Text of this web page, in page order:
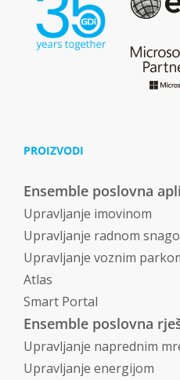
PROIZVODI
Ensemble poslovna
Upravljanje imovinom
Upravljanje radnom
Upravljanje voznim
Atlas
Smart Portal
Ensemble poslovna
Upravljanje naprednim
Upravljanje energijom